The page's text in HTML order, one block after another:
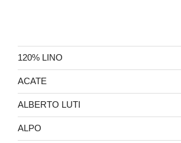
120% LINO
ACATE
ALBERTO LUTI
ALPO